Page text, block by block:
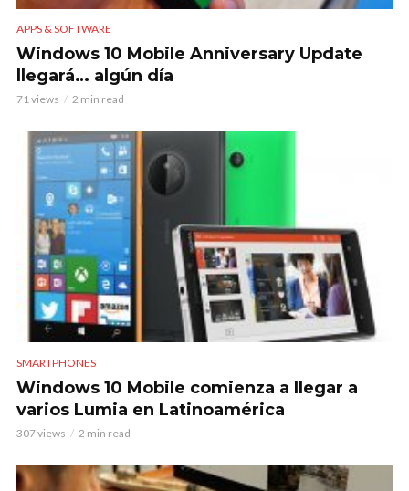
APPS & SOFTWARE
Windows 10 Mobile Anniversary Update
llegará… algún día
71 views 2 min read
SMARTPHONES
Windows 10 Mobile comienza a llegar a
varios Lumia en Latinoamérica
307 views 2 min read